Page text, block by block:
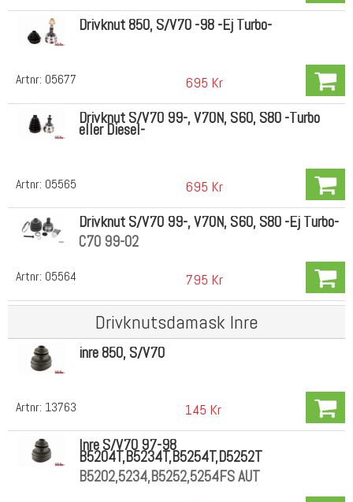
Artnr: 05677
Drivknut 850, S/V70 -98 -Ej Turbo-
695 Kr
Artnr: 05565
Drivknut S/V70 99-, V70N, S60, S80 -Turbo
eller Diesel-
695 Kr
Artnr: 05564
Drivknut S/V70 99-, V70N, S60, S80 -Ej Turbo-
C70 99-02
795 Kr
Drivknutsdamask Inre
Artnr: 13763
inre 850, S/V70
145 Kr
Inre S/V70 97-98
B5204T,B5234T,B5254T,D5252T
B5202,5234,B5252,5254FS AUT